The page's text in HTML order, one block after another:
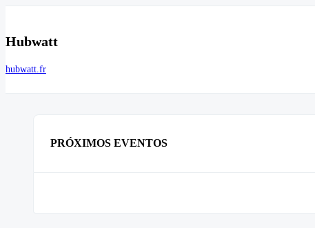
Hubwatt
hubwatt.fr
PRÓXIMOS EVENTOS